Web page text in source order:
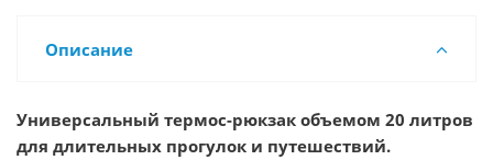
Описание
Универсальный термос-рюкзак объемом 20 литров
для длительных прогулок и путешествий.